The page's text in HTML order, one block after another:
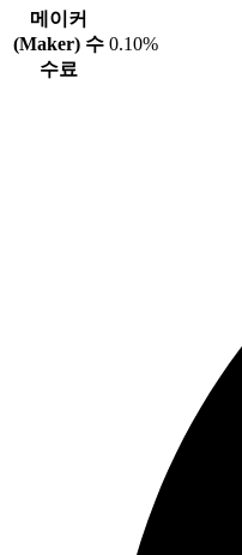
메이커
(Maker) 수
수료
0.10%